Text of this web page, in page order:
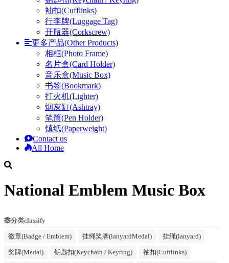
袖扣(Cufflinks)
行李牌(Luggage Tag)
开瓶器(Corkscrew)
更多产品(Other Products)
相框(Photo Frame)
名片盒(Card Holder)
音乐盒(Music Box)
书签(Bookmark)
打火机(Lighter)
烟灰缸(Ashtray)
笔筒(Pen Holder)
镇纸(Paperweight)
Contact us
All Home
National Emblem Music Box
分类classify
徽章(Badge / Emblem) 挂绳奖牌(lanyardMedal) 挂绳(lanyard)
奖牌(Medal) 钥匙扣(Keychain / Keyring) 袖扣(Cufflinks)